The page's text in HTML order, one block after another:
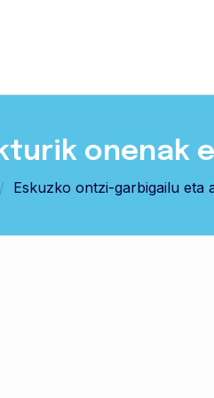
onenak
/ Eskuzko ontzi-garbigailu eta